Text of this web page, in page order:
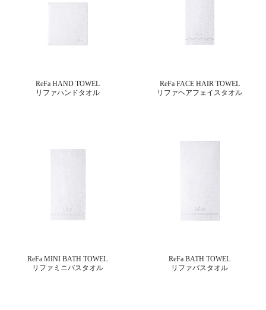
ReFa HAND TOWEL
リファハンドタオル
ReFa FACE HAIR TOWEL
リファヘアフェイスタオル
ReFa MINI BATH TOWEL
リファミニバスタオル
ReFa BATH TOWEL
リファバスタオル